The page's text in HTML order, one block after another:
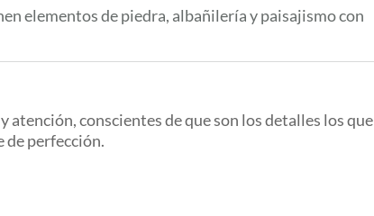
elementos de piedra, albañilería y paisajismo con
atención, conscientes de que son los detalles los que
de perfección.